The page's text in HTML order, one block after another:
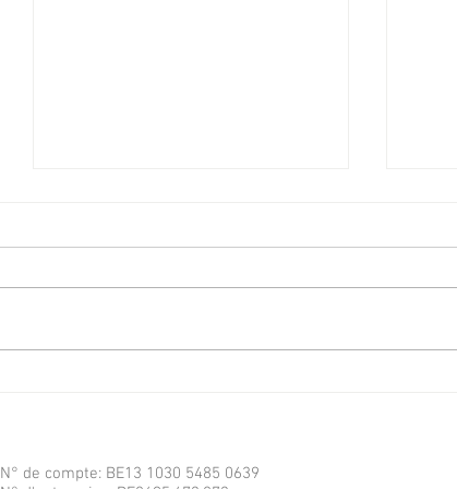
N° de compte: BE13 1030 5485 0639